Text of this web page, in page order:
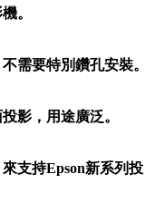
。
需要特別鑽孔安裝。
影，用途廣泛。
支持Epson新系列投